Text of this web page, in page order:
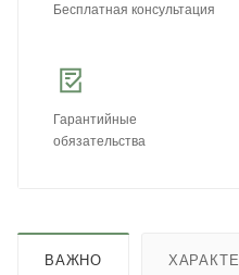
Бесплатная консультация
Гарантийные
обязательства
ВАЖНО